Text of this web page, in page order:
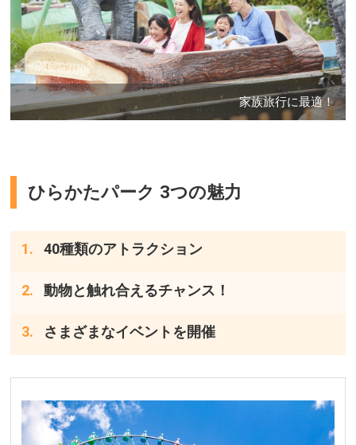
家族旅行に最適！
ひらかたパーク 3つの魅力
40種類のアトラクション
動物と触れ合えるチャンス！
さまざまなイベントを開催